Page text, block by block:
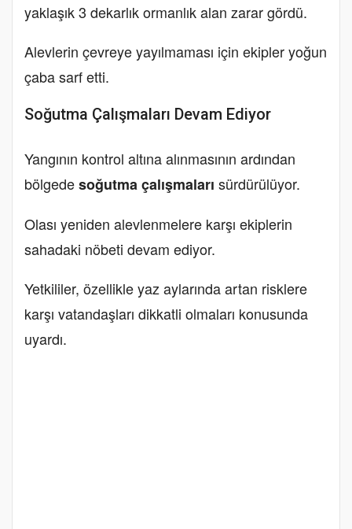
yaklaşık 3 dekarlık ormanlık alan zarar gördü.
Alevlerin çevreye yayılmaması için ekipler yoğun
çaba sarf etti.
Soğutma Çalışmaları Devam Ediyor
Yangının kontrol altına alınmasının ardından
bölgedesoğutma çalışmaları sürdürülüyor.
Olası yeniden alevlenmelere karşı ekiplerin
sahadaki nöbeti devam ediyor.
Yetkililer, özellikle yaz aylarında artan risklere
karşı vatandaşları dikkatli olmaları konusunda
uyardı.